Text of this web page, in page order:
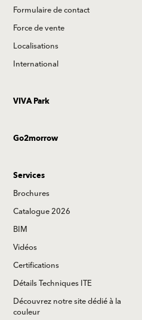
Formulaire de contact
Force de vente
Localisations
International
VIVA Park
Go2morrow
Services
Brochures
Catalogue 2026
BIM
Vidéos
Certifications
Détails Techniques ITE
Découvrez notre site dédié à la
couleur